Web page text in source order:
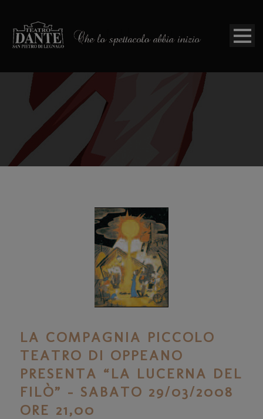
LA COMPAGNIA PICCOLO
TEATRO DI OPPEANO
PRESENTA “LA LUCERNA DEL
FILÒ” – SABATO 29/03/2008
ORE 21,00